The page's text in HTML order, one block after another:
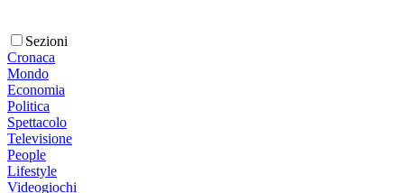
Sezioni
Cronaca
Mondo
Economia
Politica
Spettacolo
Televisione
People
Lifestyle
Videogiochi